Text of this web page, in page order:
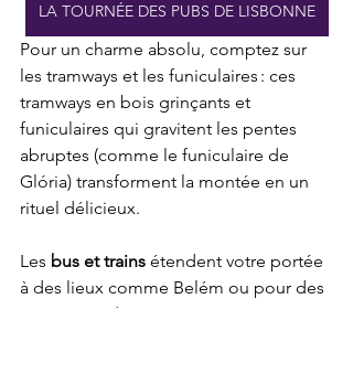
LA TOURNÉE DES PUBS DE LISBONNE
Pour un charme absolu, comptez sur
les tramways et les funiculaires : ces
tramways en bois grinçants et
funiculaires qui gravitent les pentes
abruptes (comme le funiculaire de
Glória) transforment la montée en un
rituel délicieux.
Les bus et trains étendent votre portée
à des lieux comme Belém ou pour des
excursions d’une journée à Sintra et